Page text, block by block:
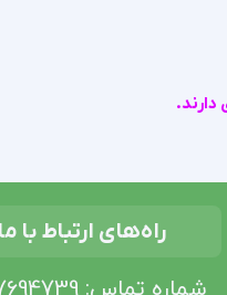
راه‌های ارتباط با ما